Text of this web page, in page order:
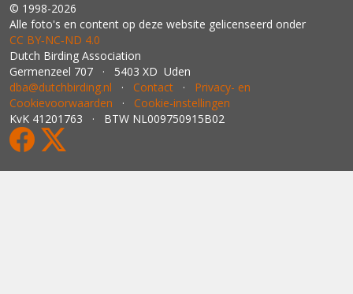
© 1998-2026
Alle foto's en content op deze website gelicenseerd onder
CC BY‑NC‑ND 4.0
Dutch Birding Association
Germenzeel 707 · 5403 XD Uden
dba@dutchbirding.nl · Contact · Privacy- en
Cookievoorwaarden · Cookie-instellingen
KvK 41201763 · BTW NL009750915B02